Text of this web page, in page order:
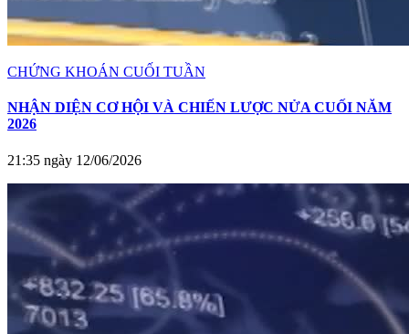
CHỨNG KHOÁN CUỐI TUẦN
NHẬN DIỆN CƠ HỘI VÀ CHIẾN LƯỢC NỬA CUỐI NĂM
2026
21:35 ngày 12/06/2026